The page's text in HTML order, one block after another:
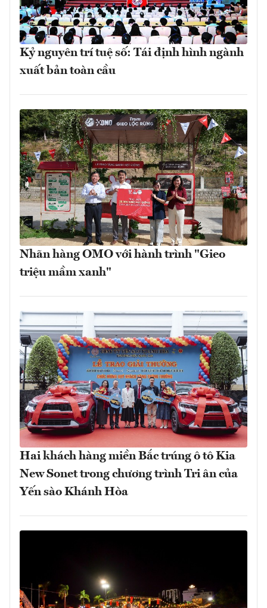
Kỷ nguyên trí tuệ số: Tái định hình ngành
xuất bản toàn cầu
Nhãn hàng OMO với hành trình "Gieo
triệu mầm xanh"
Hai khách hàng miền Bắc trúng ô tô Kia
New Sonet trong chương trình Tri ân của
Yến sào Khánh Hòa